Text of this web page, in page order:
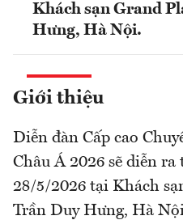
Khách sạn Grand
Hưng, Hà Nội.
Giới thiệu
Diễn đàn Cấp cao
Châu Á 2026 sẽ diễn
28/5/2026 tại Khách
Trần Duy Hưng, Hà